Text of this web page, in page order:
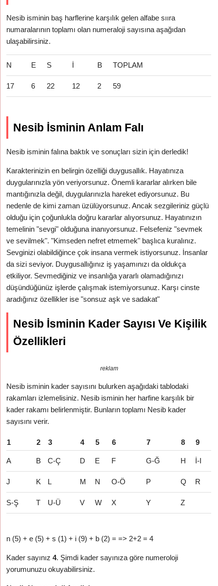
Nesib isminin baş harflerine karşılık gelen alfabe sııra
numaralarının toplamı olan numeraloji sayısına aşağıdan
ulaşabilirsiniz.
N E S İ B TOPLAM
17 6 22 12 2 59
Nesib İsminin Anlam Falı
Nesib isminin falına baktık ve sonuçları sizin için derledik!
Karakterinizin en belirgin özelliği duygusallık. Hayatınıza
duygularınızla yön veriyorsunuz. Önemli kararlar alırken bile
mantığınızla değil, duygularınızla hareket ediyorsunuz. Bu
nedenle de kimi zaman üzülüyorsunuz. Ancak sezgileriniz güçlü
olduğu için çoğunlukla doğru kararlar alıyorsunuz. Hayatınızın
temelinin "sevgi" olduğuna inanıyorsunuz. Felsefeniz "sevmek
ve sevilmek". "Kimseden nefret etmemek" başlıca kuralınız.
Sevginizi olabildiğince çok insana vermek istiyorsunuz. İnsanlar
da sizi seviyor. Duygusallığınız iş yaşamınızı da oldukça
etkiliyor. Sevmediğiniz ve insanlığa yararlı olamadığınızı
düşündüğünüz işlerde çalışmak istemiyorsunuz. Karşı cinste
aradığınız özellikler ise "sonsuz aşk ve sadakat"
Nesib İsminin Kader Sayısı Ve Kişilik
Özellikleri
reklam
Nesib isminin kader sayısını bulurken aşağıdaki tablodaki
rakamları izlemelisiniz. Nesib isminin her harfine karşılık bir
kader rakamı belirlenmiştir. Bunların toplamı Nesib kader
sayısını verir.
1 2 3 4 5 6 7 8 9
A B C-Ç D E F G-Ğ H İ-I
J K L M N O-Ö P Q R
S-Ş T U-Ü V W X Y Z
n (5) + e (5) + s (1) + i (9) + b (2) = => 2+2 = 4
Kader sayınız4. Şimdi kader sayınıza göre numeroloji
yorumunuzu okuyabilirsiniz.